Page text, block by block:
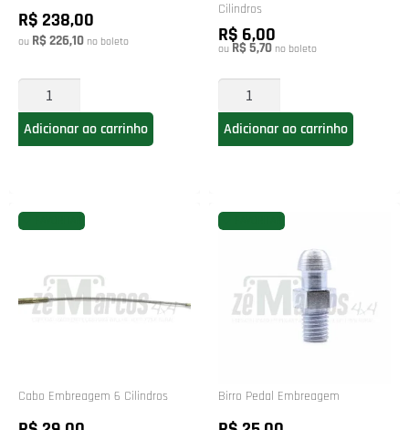
R$ 238,00
ou R$ 226,10 no boleto
Adicionar ao carrinho
Cilindros
R$ 6,00
ou R$ 5,70 no boleto
Adicionar ao carrinho
Cabo Embreagem 6 Cilindros Birro Pedal Embreagem